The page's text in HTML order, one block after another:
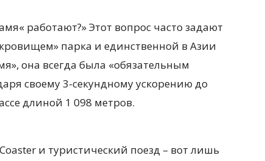
работают?» Этот вопрос часто задают
парка и единственной в Азии
она всегда была «обязательным
своему 3-секундному ускорению до
длиной 1 098 метров.
и туристический поезд – вот лишь